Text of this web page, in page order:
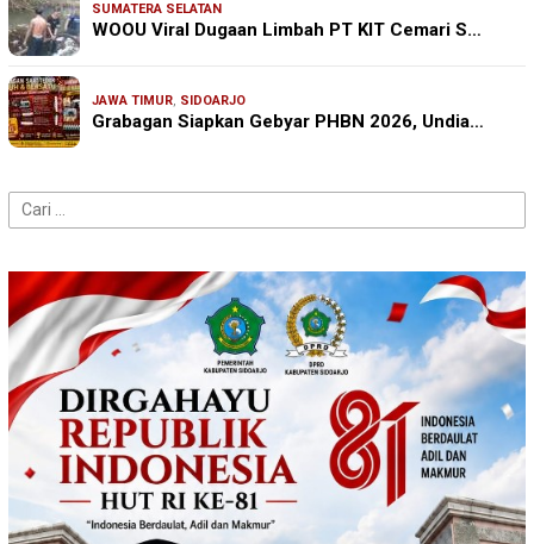
SUMATERA SELATAN
WOOU Viral Dugaan Limbah PT KIT Cemari S…
JAWA TIMUR, SIDOARJO
Grabagan Siapkan Gebyar PHBN 2026, Undia…
Cari
untuk: